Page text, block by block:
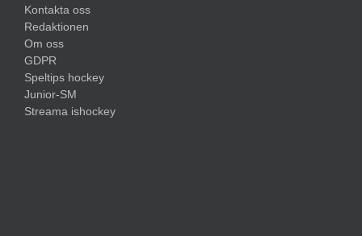
Kontakta oss
Redaktionen
Om oss
GDPR
Speltips hockey
Junior-SM
Streama ishockey